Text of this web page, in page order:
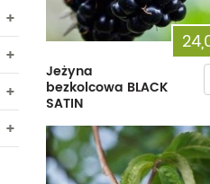
Jeżyna
bezkolcowa BLACK
SATIN